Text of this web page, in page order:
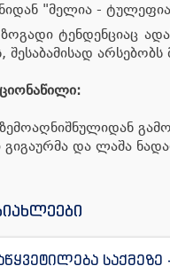
"მე­ლია -
ტენდენციაც
შესაბამისად
ნაწილი:
და ლაშა
საქმეზე